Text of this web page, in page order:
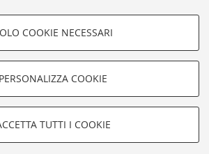
-
creare profili in base al loro comportamento
COOKIE NECESSARI
PERSONALIZZA COOKIE
TUTTI I COOKIE
MATER STUDIORUM - Università di